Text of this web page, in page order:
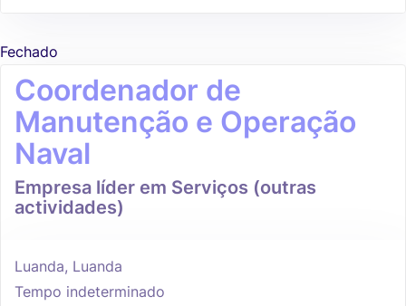
Fechado
Coordenador de
Manutenção e Operação
Naval
Empresa líder em Serviços (outras
actividades)
Luanda, Luanda
Tempo indeterminado